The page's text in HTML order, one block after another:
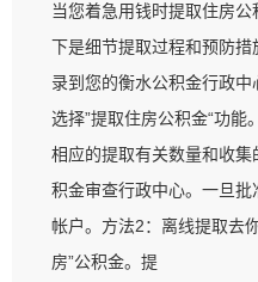
当您着急用钱时提取住房
下是细节提取过程和预防
录到您的衡水公积金行政中
选择”提取住房公积金“功能
相应的提取有关数量和收
积金审查行政中心。一旦
帐户。方法2：离线提取去
房”公积金。提